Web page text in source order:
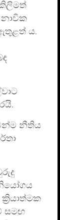
නාවික
ය.
නීතිය
සමඟ